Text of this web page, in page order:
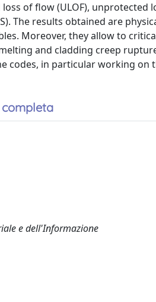
of flow (ULOF), unprotected
The results obtained are
Moreover, they allow to
and cladding creep
codes, in particular working on
completa
e dell'Informazione